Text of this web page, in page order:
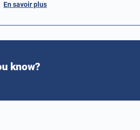
En savoir plus
know?